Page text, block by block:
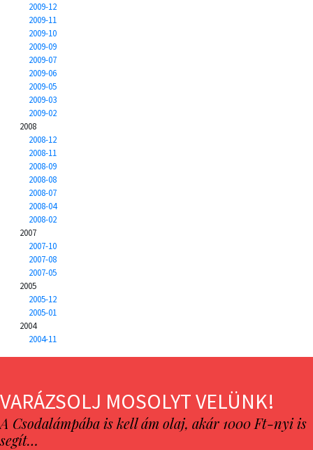
2009-12
2009-11
2009-10
2009-09
2009-07
2009-06
2009-05
2009-03
2009-02
2008
2008-12
2008-11
2008-09
2008-08
2008-07
2008-04
2008-02
2007
2007-10
2007-08
2007-05
2005
2005-12
2005-01
2004
2004-11
VARÁZSOLJ MOSOLYT VELÜNK!
A Csodalámpába is kell ám olaj, akár 1000 Ft-nyi is
segít…